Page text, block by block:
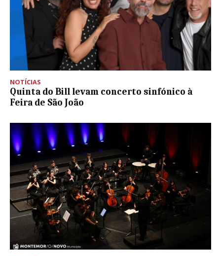
NOTÍCIAS
Quinta do Bill levam concerto sinfónico à
Feira de São João